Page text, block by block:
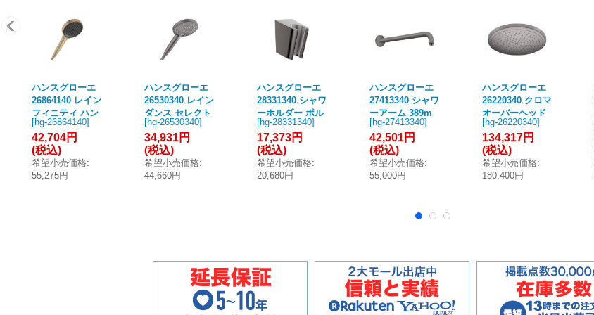
ハンスグローエ
26864140 レイン
フィニティ ハン
ドシャワー 130
3ジェット ブラ
ッシュドブロン
ズ ♪
[hg-26864140]
42,704円
(税込)
希望小売価格:
55,275円
ハンスグローエ
26530340 レイン
ダンス セレクト
S ハンドシャワ
ー 120 3ジェッ
ト ブラッシュド
ブラッククロム
♪
[hg-26530340]
34,931円
(税込)
希望小売価格:
44,660円
ハンスグローエ
28331340 シャワ
ーホルダー ポル
ターS ブラッシ
ュドブラックク
ロム ♪
[hg-28331340]
17,373円
(税込)
希望小売価格:
20,680円
ハンスグローエ
27413340 シャワ
ーアーム 389m
m ブラッシュド
ブラッククロム
♪
[hg-27413340]
42,501円
(税込)
希望小売価格:
55,000円
ハンスグローエ
26220340 クロマ
オーバーヘッド
シャワー 280 1
ジェット エア ブ
ラッシュドブラ
ッククロム ♪
[hg-26220340]
134,317円
(税込)
希望小売価格:
180,400円